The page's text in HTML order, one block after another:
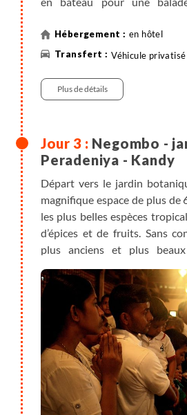
peuplées d'oiseaux, de
douce. Nous aurons un
Note : en cas d'arrivée
d'Aventure prend en charge
Petit déjeuner et déjeuner non
en hôtel
Véhicule
Plus de détails
Negombo -
Peradeniya - Kandy
Départ vers le jardin
magnifique espace de plus
les plus belles espèces
d’épices et de fruits. Sans
plus anciens et plus
Déjeuner dans le jardin
ville nichée dans une vallée
et réputée pour abriter le
sites religieux les plus
Theravada. A l'intérieur ?
Bouddha, objet de
bouddhistes du monde
jour vénérer la précieuse
installons dans notre